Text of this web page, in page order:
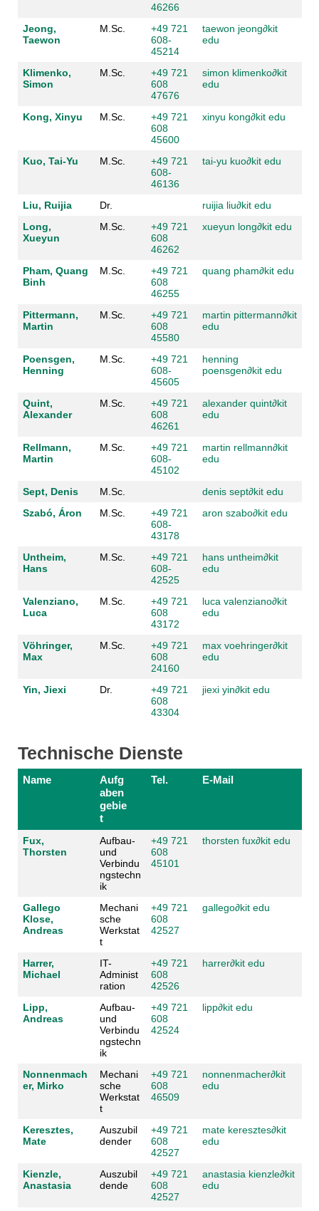
46266
Jeong,
Taewon
M.Sc.
+49 721
608-
45214
taewon jeong∂kit
edu
Klimenko,
Simon
M.Sc.
+49 721
608
47676
simon klimenko∂kit
edu
Kong, Xinyu M.Sc.
+49 721
608
45600
xinyu kong∂kit edu
Kuo, Tai-Yu M.Sc.
+49 721
608-
46136
tai-yu kuo∂kit edu
Liu, Ruijia Dr. ruijia liu∂kit edu
Long,
Xueyun
M.Sc.
+49 721
608
46262
xueyun long∂kit edu
Pham, Quang
Binh
M.Sc.
+49 721
608
46255
quang pham∂kit edu
Pittermann,
Martin
M.Sc.
+49 721
608
45580
martin pittermann∂kit
edu
Poensgen,
Henning
M.Sc.
+49 721
608-
45605
henning
poensgen∂kit edu
Quint,
Alexander
M.Sc.
+49 721
608
46261
alexander quint∂kit
edu
Rellmann,
Martin
M.Sc.
+49 721
608-
45102
martin rellmann∂kit
edu
Sept, Denis M.Sc. denis sept∂kit edu
Szabó, Áron
M.Sc.
+49 721
608-
43178
aron szabo∂kit edu
Untheim,
Hans
M.Sc.
+49 721
608-
42525
hans untheim∂kit
edu
Valenziano,
Luca
M.Sc.
+49 721
608
43172
luca valenziano∂kit
edu
Vöhringer,
Max
M.Sc.
+49 721
608
24160
max voehringer∂kit
edu
Yin, Jiexi Dr.
+49 721
608
43304
jiexi yin∂kit edu
Technische Dienste
Name
Aufg
aben
gebie
t
Tel. E-Mail
Fux,
Thorsten
Aufbau-
und
Verbindu
ngstechn
ik
+49 721
608
45101
thorsten fux∂kit edu
Gallego
Klose,
Andreas
Mechani
sche
Werkstat
t
+49 721
608
42527
gallego∂kit edu
Harrer,
Michael
IT-
Administ
ration
+49 721
608
42526
harrer∂kit edu
Lipp,
Andreas
Aufbau-
und
Verbindu
ngstechn
ik
+49 721
608
42524
lipp∂kit edu
Nonnenmach
er, Mirko
Mechani
sche
Werkstat
t
+49 721
608
46509
nonnenmacher∂kit
edu
Keresztes,
Mate
Auszubil
dender
+49 721
608
42527
mate keresztes∂kit
edu
Kienzle,
Anastasia
Auszubil
dende
+49 721
608
42527
anastasia kienzle∂kit
edu